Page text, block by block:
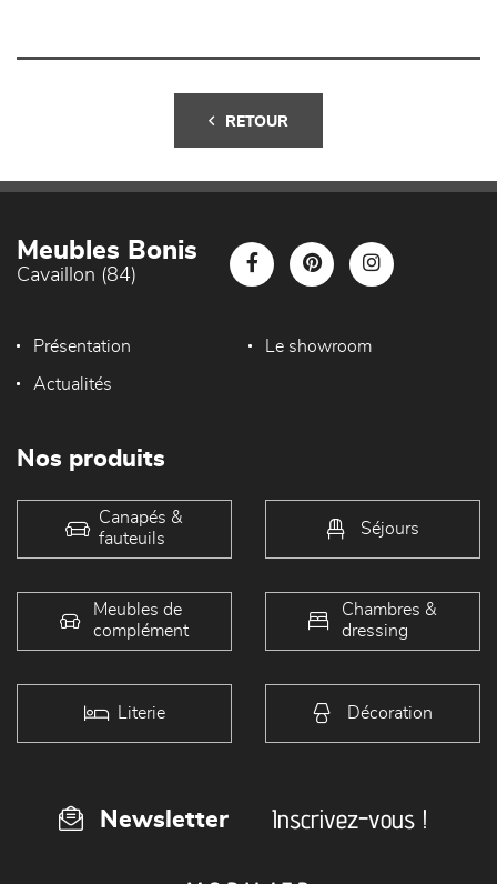
RETOUR
Meubles Bonis
Cavaillon (84)
Présentation Le showroom
Actualités
Nos produits
Canapés &
fauteuils
Séjours
Meubles de
complément
Chambres &
dressing
Literie Décoration
Newsletter Inscrivez-vous !